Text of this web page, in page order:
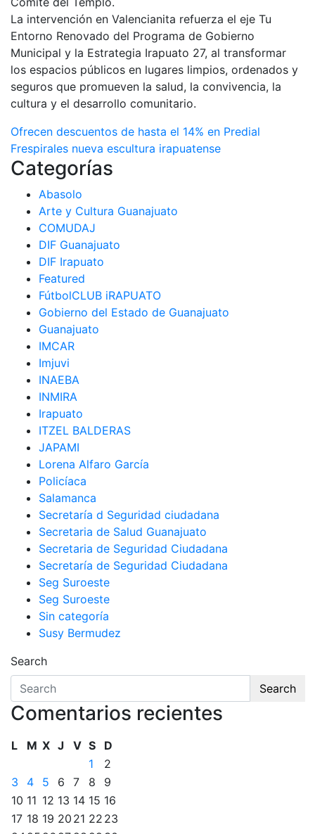
La intervención en Valencianita refuerza el eje Tu
Entorno Renovado del Programa de Gobierno
Municipal y la Estrategia Irapuato 27, al transformar
los espacios públicos en lugares limpios, ordenados y
seguros que promueven la salud, la convivencia, la
cultura y el desarrollo comunitario.
Navegación
de
entradas
Ofrecen descuentos de hasta el 14% en Predial
Frespirales nueva escultura irapuatense
Categorías
Abasolo
Arte y Cultura Guanajuato
COMUDAJ
DIF Guanajuato
DIF Irapuato
Featured
FútbolCLUB iRAPUATO
Gobierno del Estado de Guanajuato
Guanajuato
IMCAR
Imjuvi
INAEBA
INMIRA
Irapuato
ITZEL BALDERAS
JAPAMI
Lorena Alfaro García
Policíaca
Salamanca
Secretaría d Seguridad ciudadana
Secretaria de Salud Guanajuato
Secretaria de Seguridad Ciudadana
Secretaría de Seguridad Ciudadana
Seg Suroeste
Seg Suroeste
Sin categoría
Susy Bermudez
Search
Search
Comentarios recientes
L M X J V S
D
1
2
3
4 5 6 7 8
9
10 11 12 13 14 15 16
17 18 19 20 21 22 23